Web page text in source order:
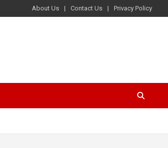
About Us Contact Us Privacy Policy